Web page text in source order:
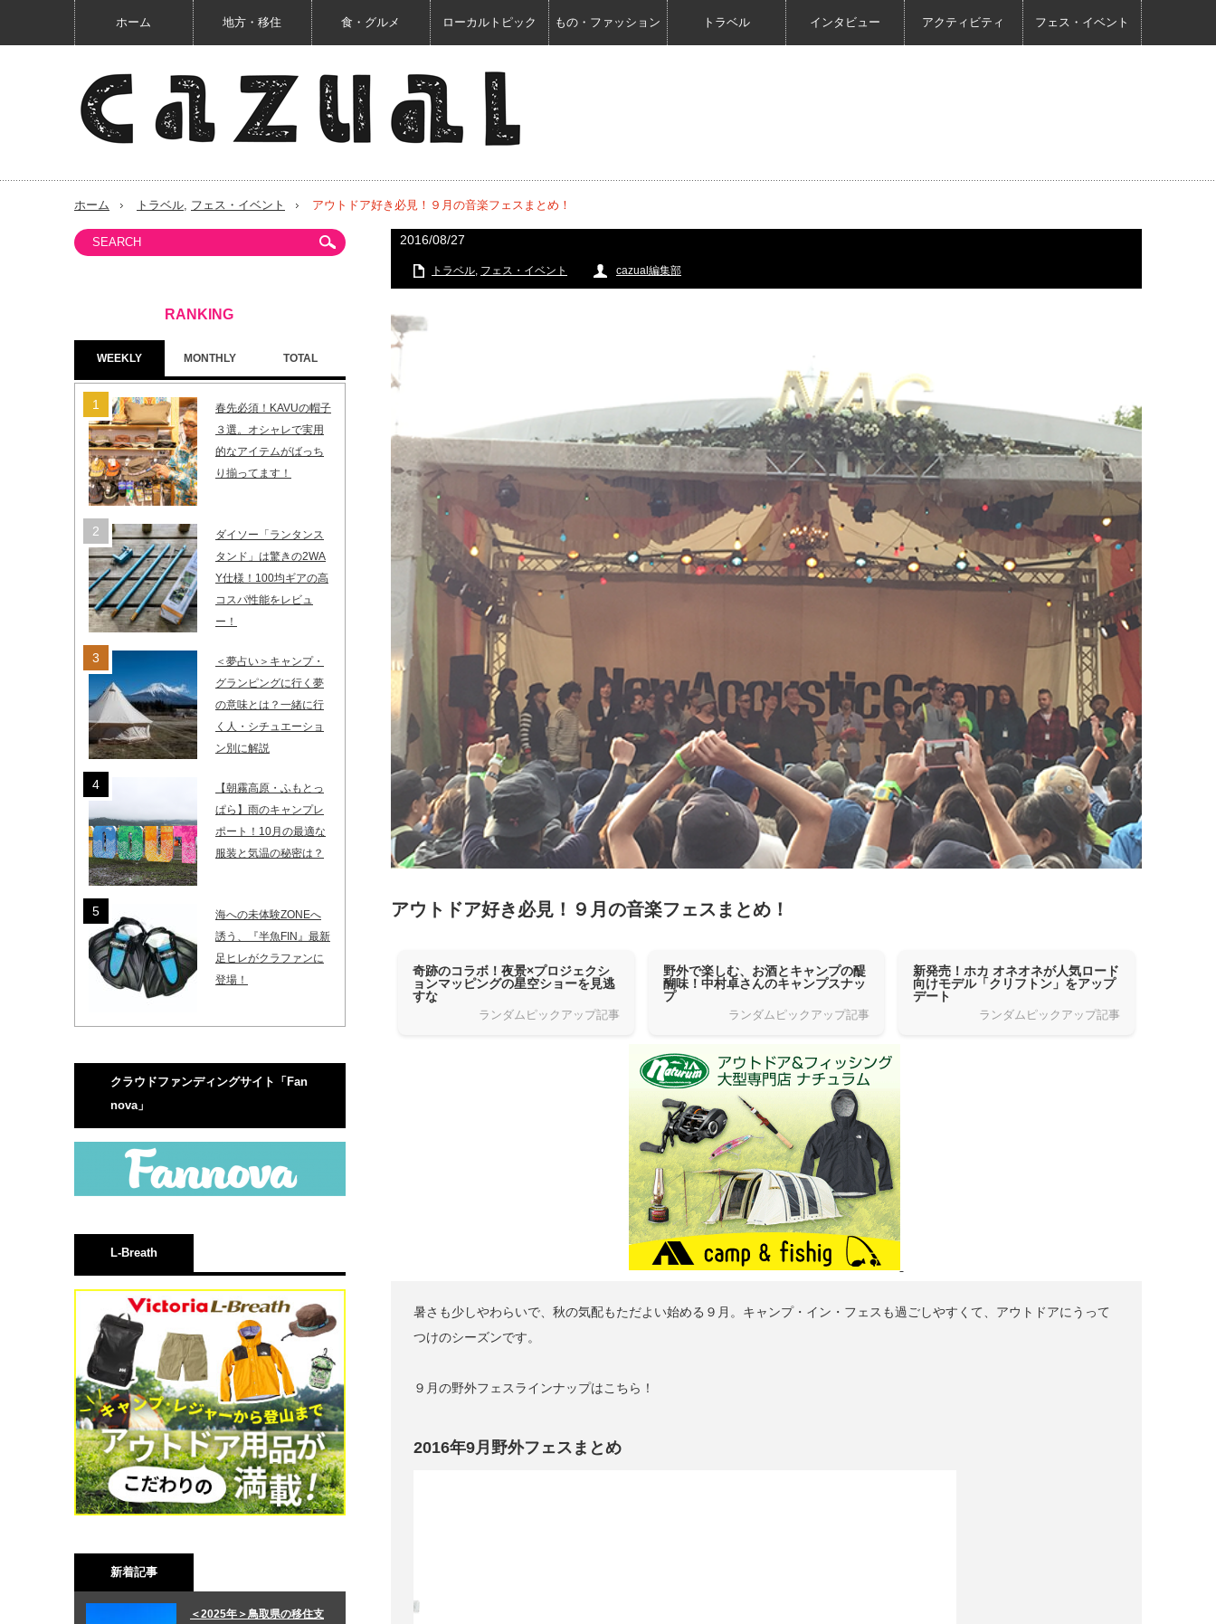
ホーム 地方・移住 食・グルメ ローカルトピック もの・ファッション トラベル インタビュー アクティビティ フェス・イベント
ホーム トラベル, フェス・イベント アウトドア好き必見！９月の音楽フェスまとめ！
2016/08/27
トラベル, フェス・イベント cazual編集部
アウトドア好き必見！９月の音楽フェスまとめ！
奇跡のコラボ！夜景×プロジェクシ
ョンマッピングの星空ショーを見逃
すな
ランダムピックアップ記事
野外で楽しむ、お酒とキャンプの醍
醐味！中村卓さんのキャンプスナッ
プ
ランダムピックアップ記事
新発売！ホカ オネオネが人気ロード
向けモデル「クリフトン」をアップ
デート
ランダムピックアップ記事
暑さも少しやわらいで、秋の気配もただよい始める９月。キャンプ・イン・フェスも過ごしやすくて、アウトドアにうって
つけのシーズンです。
９月の野外フェスラインナップはこちら！
2016年9月野外フェスまとめ
WEEKLY MONTHLY TOTAL
春先必須！KAVUの帽子
３選。オシャレで実用
的なアイテムがばっち
り揃ってます！
ダイソー「ランタンス
タンド」は驚きの2WA
Y仕様！100均ギアの高
コスパ性能をレビュ
ー！
＜夢占い＞キャンプ・
グランピングに行く夢
の意味とは？一緒に行
く人・シチュエーショ
ン別に解説
【朝霧高原・ふもとっ
ぱら】雨のキャンプレ
ポート！10月の最適な
服装と気温の秘密は？
海への未体験ZONEへ
誘う、『半魚FIN』最新
足ヒレがクラファンに
登場！
クラウドファンディングサイト「Fan
nova」
L-Breath
新着記事
＜2025年＞鳥取県の移住支